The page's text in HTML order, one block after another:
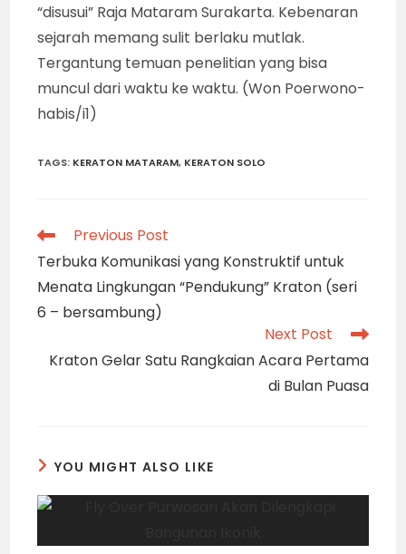
“disusui” Raja Mataram Surakarta. Kebenaran
sejarah memang sulit berlaku mutlak.
Tergantung temuan penelitian yang bisa
muncul dari waktu ke waktu. (Won Poerwono-
habis/i1)
TAGS: KERATON MATARAM, KERATON SOLO
Read
articles
Previous Post
Terbuka Komunikasi yang Konstruktif untuk
Menata Lingkungan “Pendukung” Kraton (seri
6 – bersambung)
Next Post
Kraton Gelar Satu Rangkaian Acara Pertama
di Bulan Puasa
YOU MIGHT ALSO LIKE